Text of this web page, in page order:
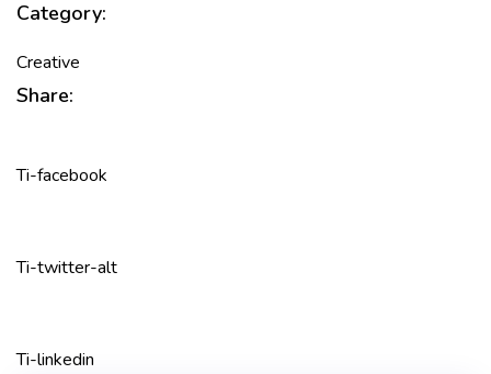
Category:
Creative
Share:
Ti-facebook
Ti-twitter-alt
Ti-linkedin